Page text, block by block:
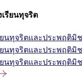
เรียนทุจริต
ยนทุจริตและประพฤติมิ
ยนทุจริตและประพฤติมิ
ยนทุจริตและประพฤติมิ